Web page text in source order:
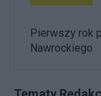
Pierwszy rok
Nawrockiego